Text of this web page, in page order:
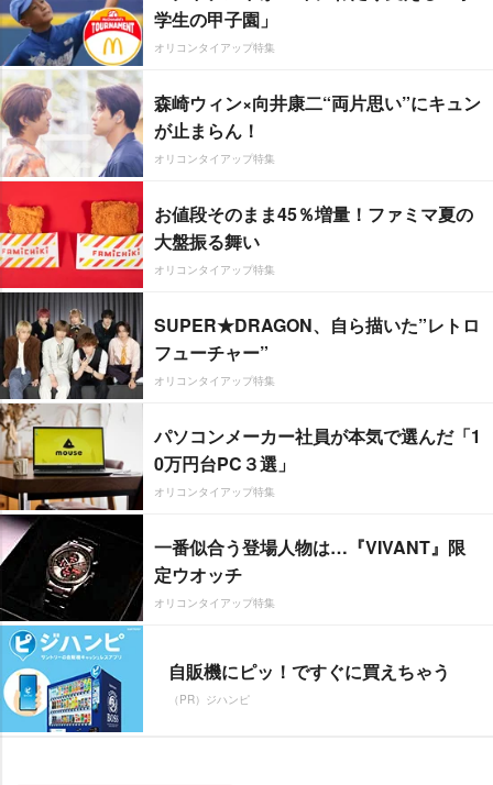
学生の甲子園」
オリコンタイアップ特集
森崎ウィン×向井康二“両片思い”にキュン
が止まらん！
オリコンタイアップ特集
お値段そのまま45％増量！ファミマ夏の
大盤振る舞い
オリコンタイアップ特集
SUPER★DRAGON、自ら描いた”レトロ
フューチャー”
オリコンタイアップ特集
パソコンメーカー社員が本気で選んだ「1
0万円台PC３選」
オリコンタイアップ特集
一番似合う登場人物は…『VIVANT』限
定ウオッチ
オリコンタイアップ特集
自販機にピッ！ですぐに買えちゃう
（PR）ジハンピ